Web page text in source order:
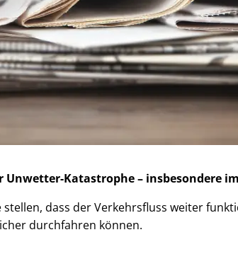
Unwetter-Katastrophe – insbesondere
dass der Verkehrsfluss weiter
durchfahren können.